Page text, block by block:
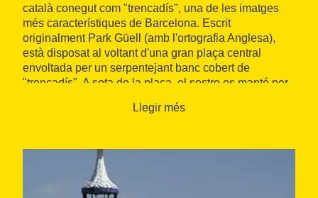
català conegut com "trencadís", una de les imatges
més característiques de Barcelona. Escrit
originalment Park Güell (amb l'ortografia Anglesa),
està disposat al voltant d'una gran plaça central
envoltada per un serpentejant banc cobert de
"trencadís". A sota de la plaça, el sostre es manté per
ells, i viaductes en columnes inclinades: l'obra de
Park Güell també té una petita casa al parc on Gaudí
va viure en una època de la seva vida. La casa ha
estat convertida en un museu i conté interessants
mobles també dissenyats per Gaudí.
Llegir més